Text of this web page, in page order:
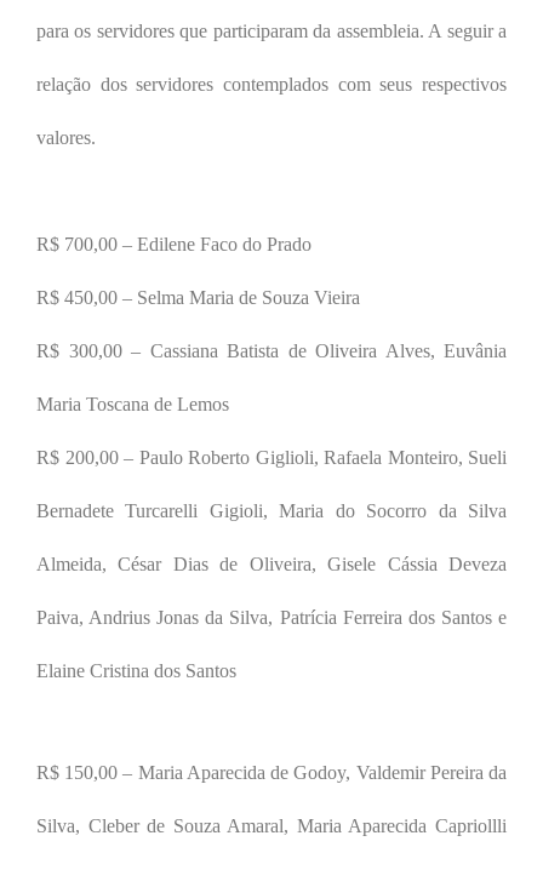
para os servidores que participaram da assembleia. A seguir a
relação dos servidores contemplados com seus respectivos
valores.
R$ 700,00 – Edilene Faco do Prado
R$ 450,00 – Selma Maria de Souza Vieira
R$ 300,00 – Cassiana Batista de Oliveira Alves, Euvânia
Maria Toscana de Lemos
R$ 200,00 – Paulo Roberto Giglioli, Rafaela Monteiro, Sueli
Bernadete Turcarelli Gigioli, Maria do Socorro da Silva
Almeida, César Dias de Oliveira, Gisele Cássia Deveza
Paiva, Andrius Jonas da Silva, Patrícia Ferreira dos Santos e
Elaine Cristina dos Santos
R$ 150,00 – Maria Aparecida de Godoy, Valdemir Pereira da
Silva, Cleber de Souza Amaral, Maria Aparecida Capriollli